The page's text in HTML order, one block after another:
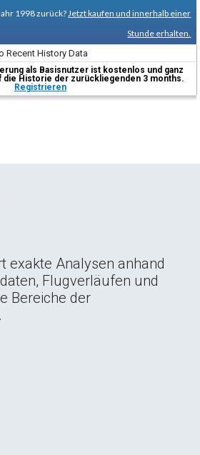
1998 zurück? Jetzt kaufen und innerhalb einer
Stunde erhalten.
Recent History Data
als Basisnutzer ist kostenlos und ganz
die Historie der zurückliegenden 3 months.
Registrieren
exakte Analysen anhand
Flugverläufen und
Bereiche der